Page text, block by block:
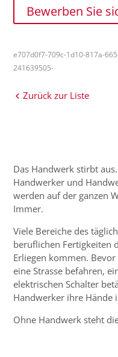
Bewerben Sie
e707d0f7-709c-1d10-817a-
241639505-
Zurück zur Liste
Das Handwerk stirbt
Handwerker und
werden auf der ganzen
Immer.
Viele Bereiche des
beruflichen Fertigkeiten
Erliegen kommen.
eine Strasse befahren,
elektrischen Schalter
Handwerker ihre Hände
Ohne Handwerk steht